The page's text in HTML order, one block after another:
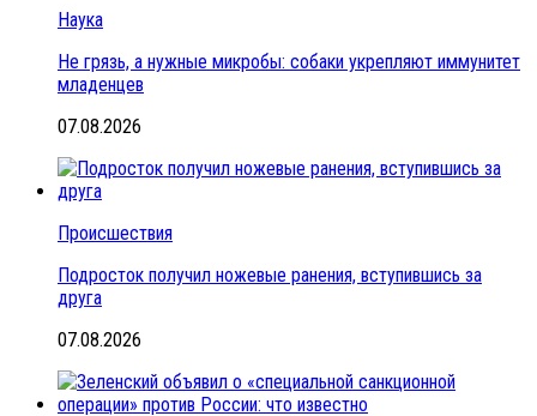
Наука
Не грязь, а нужные микробы: собаки укрепляют иммунитет
младенцев
07.08.2026
Происшествия
Подросток получил ножевые ранения, вступившись за
друга
07.08.2026